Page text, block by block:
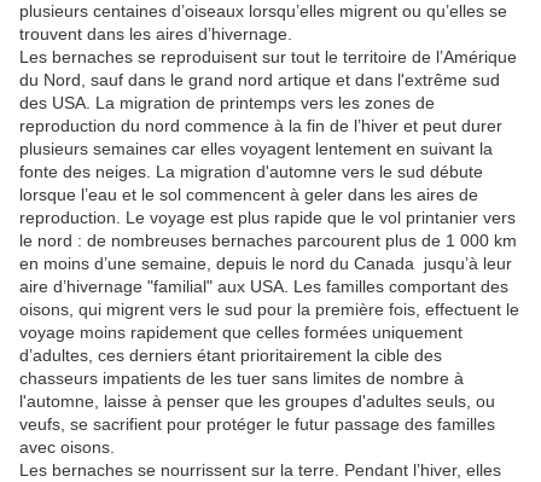
plusieurs centaines d’oiseaux lorsqu’elles migrent ou qu’elles se
trouvent dans les aires d’hivernage.
Les bernaches se reproduisent sur tout le territoire de l’Amérique
du Nord, sauf dans le grand nord artique et dans l'extrême sud
des USA. La migration de printemps vers les zones de
reproduction du nord commence à la fin de l’hiver et peut durer
plusieurs semaines car elles voyagent lentement en suivant la
fonte des neiges. La migration d'automne vers le sud débute
lorsque l’eau et le sol commencent à geler dans les aires de
reproduction. Le voyage est plus rapide que le vol printanier vers
le nord : de nombreuses bernaches parcourent plus de 1 000 km
en moins d’une semaine, depuis le nord du Canada jusqu’à leur
aire d’hivernage "familial" aux USA. Les familles comportant des
oisons, qui migrent vers le sud pour la première fois, effectuent le
voyage moins rapidement que celles formées uniquement
d’adultes, ces derniers étant prioritairement la cible des
chasseurs impatients de les tuer sans limites de nombre à
l'automne, laisse à penser que les groupes d'adultes seuls, ou
veufs, se sacrifient pour protéger le futur passage des familles
avec oisons.
Les bernaches se nourrissent sur la terre. Pendant l’hiver, elles